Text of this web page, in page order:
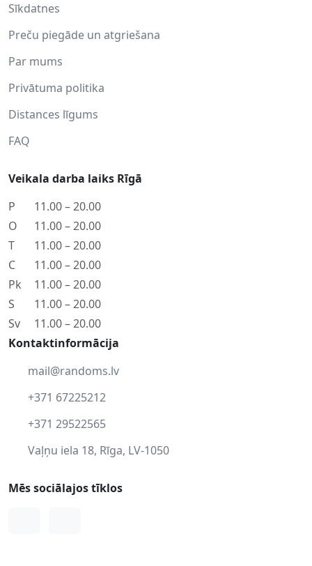
Sīkdatnes
Preču piegāde un atgriešana
Par mums
Privātuma politika
Distances līgums
FAQ
Veikala darba laiks Rīgā
P
11.00 – 20.00
O
11.00 – 20.00
T
11.00 – 20.00
C
11.00 – 20.00
Pk
11.00 – 20.00
S
11.00 – 20.00
Sv
11.00 – 20.00
Kontaktinformācija
mail@randoms.lv
+371 67225212
+371 29522565
Vaļņu iela 18, Rīga, LV-1050
Mēs sociālajos tīklos